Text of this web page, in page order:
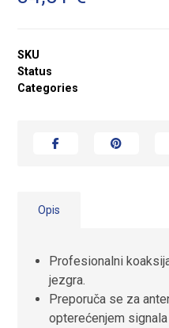
SKU
Status
Categories
Opis
Profesionalni
jezgra.
Preporuča se za
opterećenjem